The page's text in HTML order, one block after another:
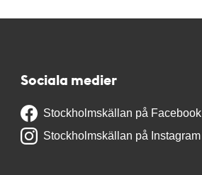
Sociala medier
Stockholmskällan på Facebook
Stockholmskällan på Instagram